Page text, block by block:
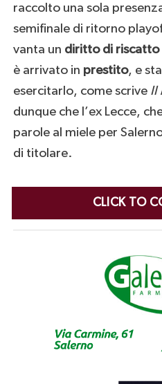
raccolto una sola
semifinale di ritorno
vanta un diritto di riscatto
è arrivato in prestito, e
esercitarlo, come scrive Il
dunque che l’ex Lecce,
parole al miele per
di titolare.
CLICK TO